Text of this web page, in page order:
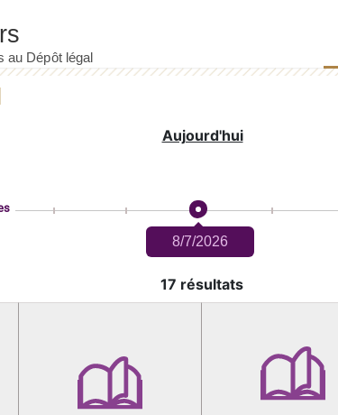
Aujourd'hui
8/7/2026
17 résultats